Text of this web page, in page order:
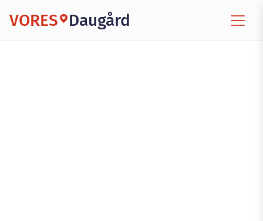
VORES Daugård